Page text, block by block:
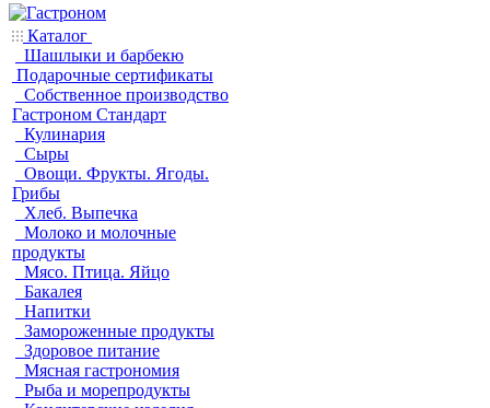
Каталог
Шашлыки и барбекю
Подарочные сертификаты
Собственное производство
Гастроном Стандарт
Кулинария
Сыры
Овощи. Фрукты. Ягоды.
Грибы
Хлеб. Выпечка
Молоко и молочные
продукты
Мясо. Птица. Яйцо
Бакалея
Напитки
Замороженные продукты
Здоровое питание
Мясная гастрономия
Рыба и морепродукты